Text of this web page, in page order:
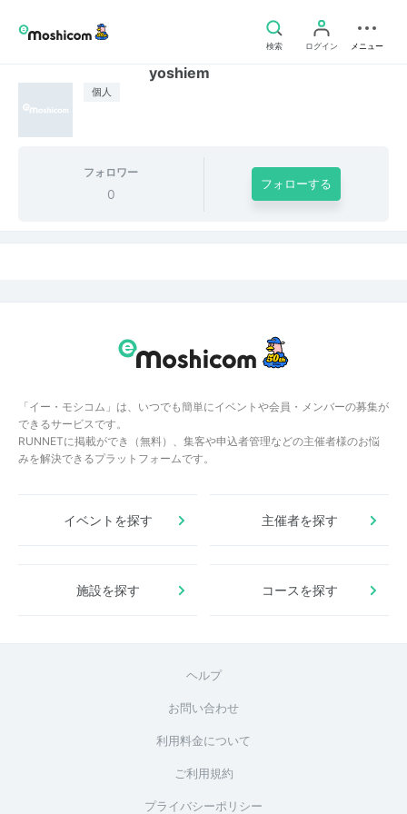
検索 ログイン メニュー
個人
yoshiem
フォロワー
0
フォローする
「イー・モシコム」は、いつでも簡単にイベントや会員・メンバーの募集が
できるサービスです。
RUNNETに掲載ができ（無料）、集客や申込者管理などの主催者様のお悩
みを解決できるプラットフォームです。
イベントを探す 主催者を探す
施設を探す コースを探す
ヘルプ
お問い合わせ
利用料金について
ご利用規約
プライバシーポリシー